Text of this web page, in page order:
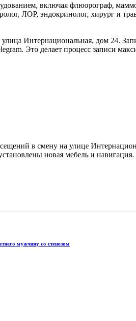
включая флюорограф,
ЛОР, эндокринолог, хирург и
Интернациональная, дом 24.
Это делает процесс записи
в смену на улице
новая мебель и навигация.
мужчину со стенозом